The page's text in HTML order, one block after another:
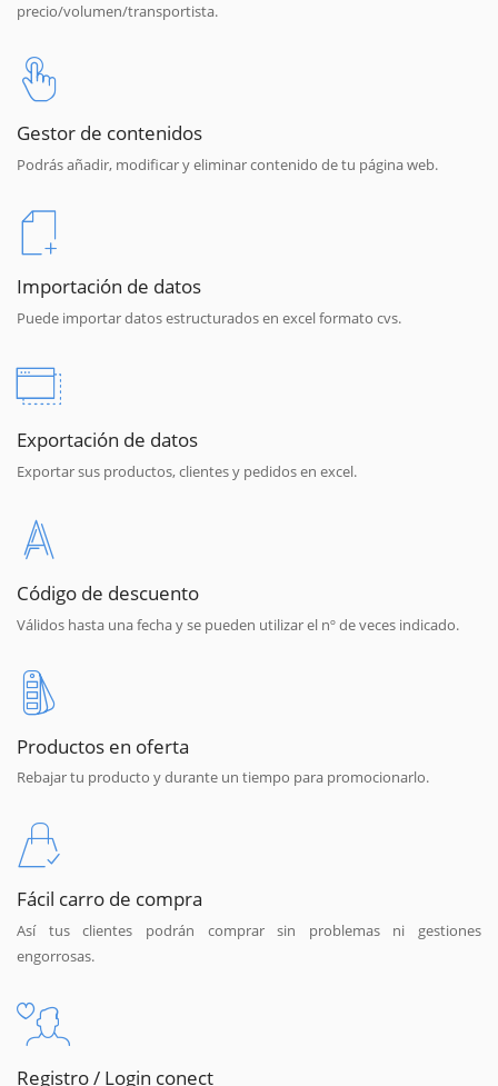
precio/volumen/transportista.
Gestor de contenidos
Podrás añadir, modificar y eliminar contenido de tu página web.
Importación de datos
Puede importar datos estructurados en excel formato cvs.
Exportación de datos
Exportar sus productos, clientes y pedidos en excel.
Código de descuento
Válidos hasta una fecha y se pueden utilizar el nº de veces indicado.
Productos en oferta
Rebajar tu producto y durante un tiempo para promocionarlo.
Fácil carro de compra
Así tus clientes podrán comprar sin problemas ni gestiones
engorrosas.
Registro / Login conect